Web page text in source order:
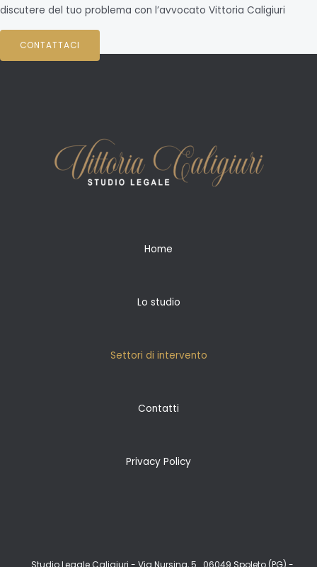
discutere del tuo problema con l’avvocato Vittoria Caligiuri
CONTATTACI
Home
Lo studio
Settori di intervento
Contatti
Privacy Policy
Studio Legale Caligiuri - Via Nursina, 5 06049 Spoleto (PG) -